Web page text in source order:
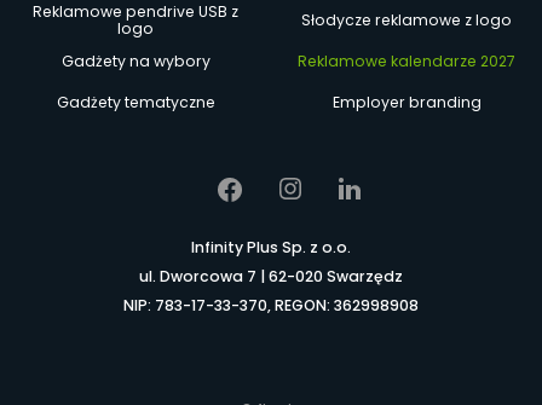
Reklamowe pendrive USB z
logo
Słodycze reklamowe z logo
Gadżety na wybory
Reklamowe kalendarze 2027
Gadżety tematyczne
Employer branding
Infinity Plus Sp. z o.o.
ul. Dworcowa 7 | 62-020 Swarzędz
NIP: 783-17-33-370, REGON: 362998908